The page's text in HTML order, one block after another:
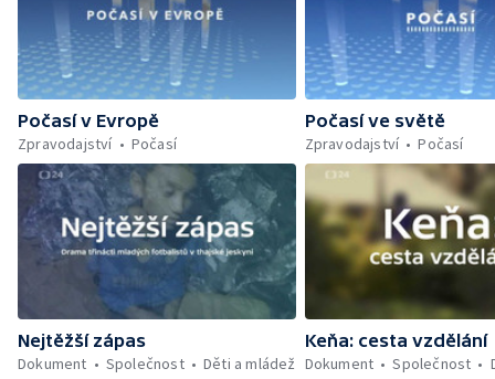
Počasí v Evropě
Zpravodajství
Počasí
Počasí ve světě
Zpravodajství
Počasí
Nejtěžší zápas
Dokument
Společnost Děti a mládež
Keňa: cesta vzdělání
Dokument
Společnost